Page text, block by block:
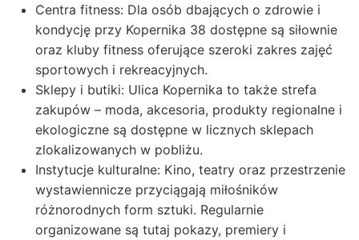
Centra fitness: Dla osób dbających o zdrowie i
kondycję przy Kopernika 38 dostępne są siłownie
oraz kluby fitness oferujące szeroki zakres zajęć
sportowych i rekreacyjnych.
Sklepy i butiki: Ulica Kopernika to także strefa
zakupów – moda, akcesoria, produkty regionalne i
ekologiczne są dostępne w licznych sklepach
zlokalizowanych w pobliżu.
Instytucje kulturalne: Kino, teatry oraz przestrzenie
wystawiennicze przyciągają miłośników
różnorodnych form sztuki. Regularnie
organizowane są tutaj pokazy, premiery i